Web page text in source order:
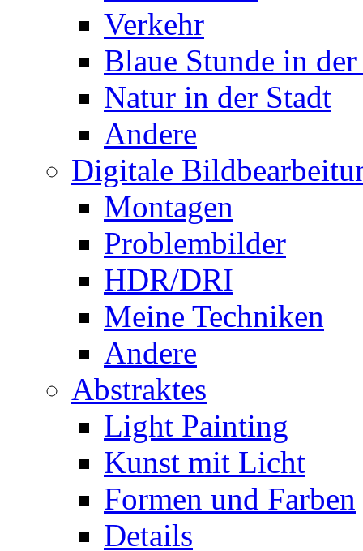
Verkehr
Blaue Stunde in
Natur in der Stadt
Andere
Digitale
Montagen
Problembilder
HDR/DRI
Meine Techniken
Andere
Abstraktes
Light Painting
Kunst mit Licht
Formen und Farben
Details